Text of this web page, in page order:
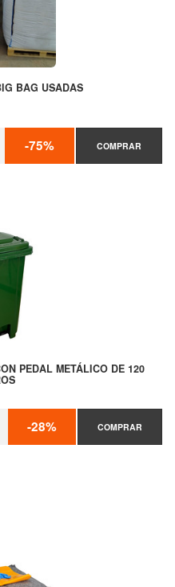
BAG USADAS
-75% COMPRAR
PEDAL METÁLICO DE 120
-28% COMPRAR